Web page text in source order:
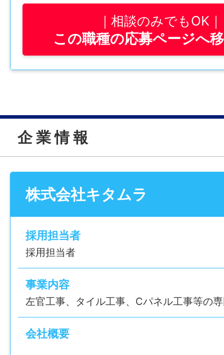
☆近年は毎年3月に期末手当を支給（業績
→昨年実績として、職長クラスは30万円
■入社2年目・伊藤さん
細かい作業が好きで、この仕事は自分に合
ました。思い通りにきれいに仕上がったと
感じます。先輩は優しく丁寧に教えてくれ
でも安心です。まずは一歩踏み出してみて
■入社2年目・小松さん
未経験で不安もありましたが、先輩がしっ
てくれるので安心して始められました。技
ですが、仲間と一緒に成長できる環境です
感じながら働いています。
【こんな方におすすめ】
【仕事内容】
社内では「これからの中核を担う育成枠」
学と練習場で基礎を固め、現場では下地づ
し円滑な作業進行を実現するための指示出
ある「職長」が必要です。そんな職長候補
事。時間をかけて「自分の手で仕上げた」
ベルまで育てる方針です。将来的には、資
の高い作業へステップアップも可能です。
・左官工事（床・壁の仕上げ、下地づくり
・新築住宅・改修現場でのモルタル／コン
・職長候補として現場の指示や若手指導
相談のみでもOK
この職種の応募ページへ
企 業 情 報
株式会社キタムラ
採用担当者
採用担当者
事業内容
左官工事、タイル工事、Cパネル工事等の
会社概要